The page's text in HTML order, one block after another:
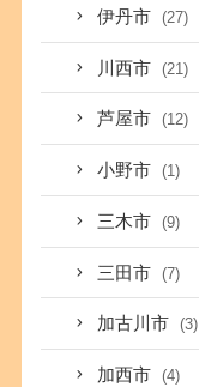
伊丹市 (27)
川西市 (21)
芦屋市 (12)
小野市 (1)
三木市 (9)
三田市 (7)
加古川市 (3)
加西市 (4)